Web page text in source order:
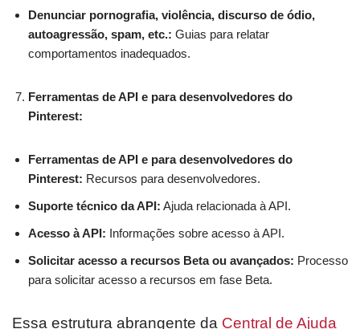
Denunciar pornografia, violência, discurso de ódio,
autoagressão, spam, etc.: Guias para relatar
comportamentos inadequados.
Ferramentas de API e para desenvolvedores do
Pinterest:
Ferramentas de API e para desenvolvedores do
Pinterest: Recursos para desenvolvedores.
Suporte técnico da API: Ajuda relacionada à API.
Acesso à API: Informações sobre acesso à API.
Solicitar acesso a recursos Beta ou avançados: Processo
para solicitar acesso a recursos em fase Beta.
Essa estrutura abrangente da Central de Ajuda